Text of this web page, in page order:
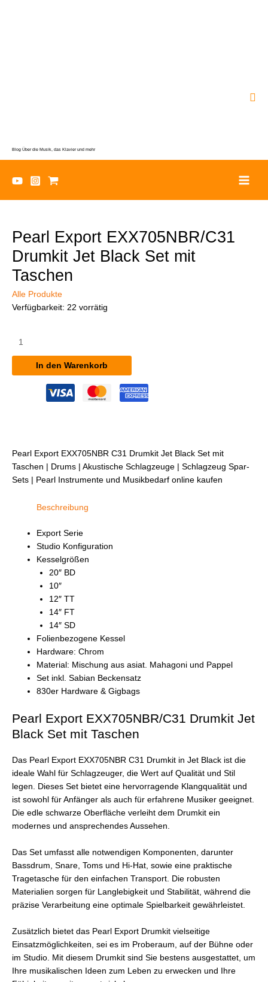
Blog Über die Musik, das Klavier und mehr
Pearl Export EXX705NBR/C31
Drumkit Jet Black Set mit
Taschen
Alle Produkte
Verfügbarkeit: 22 vorrätig
Export
EXX705NBR/C31
Drumkit
Menge
In den Warenkorb
Pearl Export EXX705NBR C31 Drumkit Jet Black Set mit
Taschen | Drums | Akustische Schlagzeuge | Schlagzeug Spar-
Sets | Pearl Instrumente und Musikbedarf online kaufen
Beschreibung
Export Serie
Studio Konfiguration
Kesselgrößen
20″ BD
10″
12″ TT
14″ FT
14″ SD
Folienbezogene Kessel
Hardware: Chrom
Material: Mischung aus asiat. Mahagoni und Pappel
Set inkl. Sabian Beckensatz
830er Hardware & Gigbags
Pearl Export EXX705NBR/C31 Drumkit Jet
Black Set mit Taschen
Das Pearl Export EXX705NBR C31 Drumkit in Jet Black ist die
ideale Wahl für Schlagzeuger, die Wert auf Qualität und Stil
legen. Dieses Set bietet eine hervorragende Klangqualität und
ist sowohl für Anfänger als auch für erfahrene Musiker geeignet.
Die edle schwarze Oberfläche verleiht dem Drumkit ein
modernes und ansprechendes Aussehen.
Das Set umfasst alle notwendigen Komponenten, darunter
Bassdrum, Snare, Toms und Hi-Hat, sowie eine praktische
Tragetasche für den einfachen Transport. Die robusten
Materialien sorgen für Langlebigkeit und Stabilität, während die
präzise Verarbeitung eine optimale Spielbarkeit gewährleistet.
Zusätzlich bietet das Pearl Export Drumkit vielseitige
Einsatzmöglichkeiten, sei es im Proberaum, auf der Bühne oder
im Studio. Mit diesem Drumkit sind Sie bestens ausgestattet, um
Ihre musikalischen Ideen zum Leben zu erwecken und Ihre